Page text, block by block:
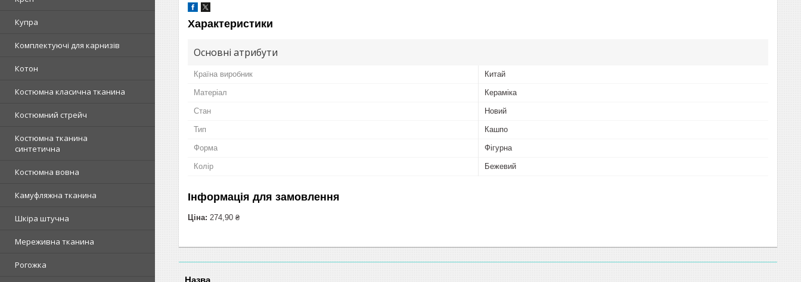
Купра
Комплектуючі для карнизів
Котон
Костюмна класична тканина
Костюмний стрейч
Костюмна тканина
синтетична
Костюмна вовна
Камуфляжна тканина
Шкіра штучна
Мереживна тканина
Рогожка
Характеристики
Основні атрибути
Країна виробник Китай
Матеріал Кераміка
Стан Новий
Тип Кашпо
Форма Фігурна
Колір Бежевий
Інформація для замовлення
Ціна: 274,90 ₴